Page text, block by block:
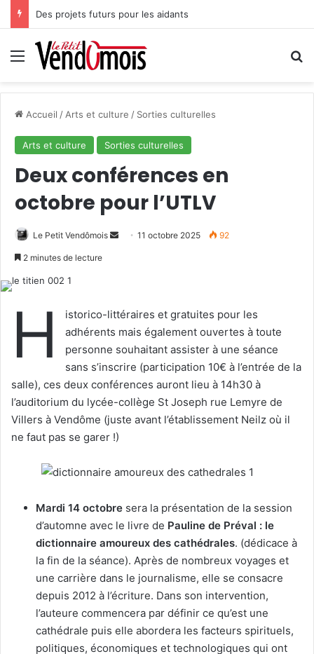
Des projets futurs pour les aidants
Menu
Accueil / Arts et culture / Sorties culturelles
Arts et culture Sorties culturelles
Deux conférences en
octobre pour l’UTLV
Le Petit Vendômois
e
r
u
n
c
o
u
i
l
11 octobre 2025 92
2 minutes de lecture
H
istorico-littéraires et gratuites pour les
adhérents mais également ouvertes à toute
personne souhaitant assister à une séance
sans s’inscrire (participation 10€ à l’entrée de la
salle), ces deux conférences auront lieu à 14h30 à
l’auditorium du lycée-collège St Joseph rue Lemyre de
Villers à Vendôme (juste avant l’établissement Neilz où il
ne faut pas se garer !)
Mardi 14 octobre sera la présentation de la session
d’automne avec le livre de Pauline de Préval : le
dictionnaire amoureux des cathédrales. (dédicace à
la fin de la séance). Après de nombreux voyages et
une carrière dans le journalisme, elle se consacre
depuis 2012 à l’écriture. Dans son intervention,
l’auteure commencera par définir ce qu’est une
cathédrale puis elle abordera les facteurs spirituels,
politiques, économiques et technologiques qui ont